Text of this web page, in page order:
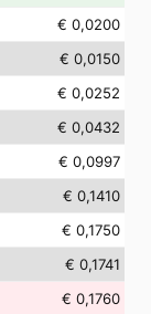
€ 0,0200
€ 0,0150
€ 0,0252
€ 0,0432
€ 0,0997
€ 0,1410
€ 0,1750
€ 0,1741
€ 0,1760